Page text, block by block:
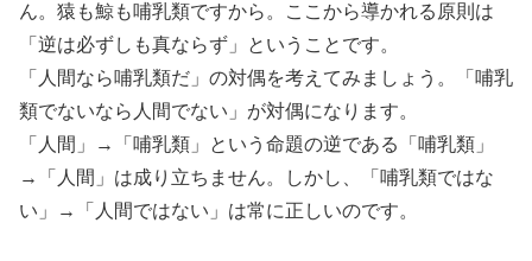
ん。猿も鯨も哺乳類ですから。ここから導かれる原則は
「逆は必ずしも真ならず」ということです。
「人間なら哺乳類だ」の対偶を考えてみましょう。「哺乳
類でないなら人間でない」が対偶になります。
「人間」→「哺乳類」という命題の逆である「哺乳類」
→「人間」は成り立ちません。しかし、「哺乳類ではな
い」→「人間ではない」は常に正しいのです。